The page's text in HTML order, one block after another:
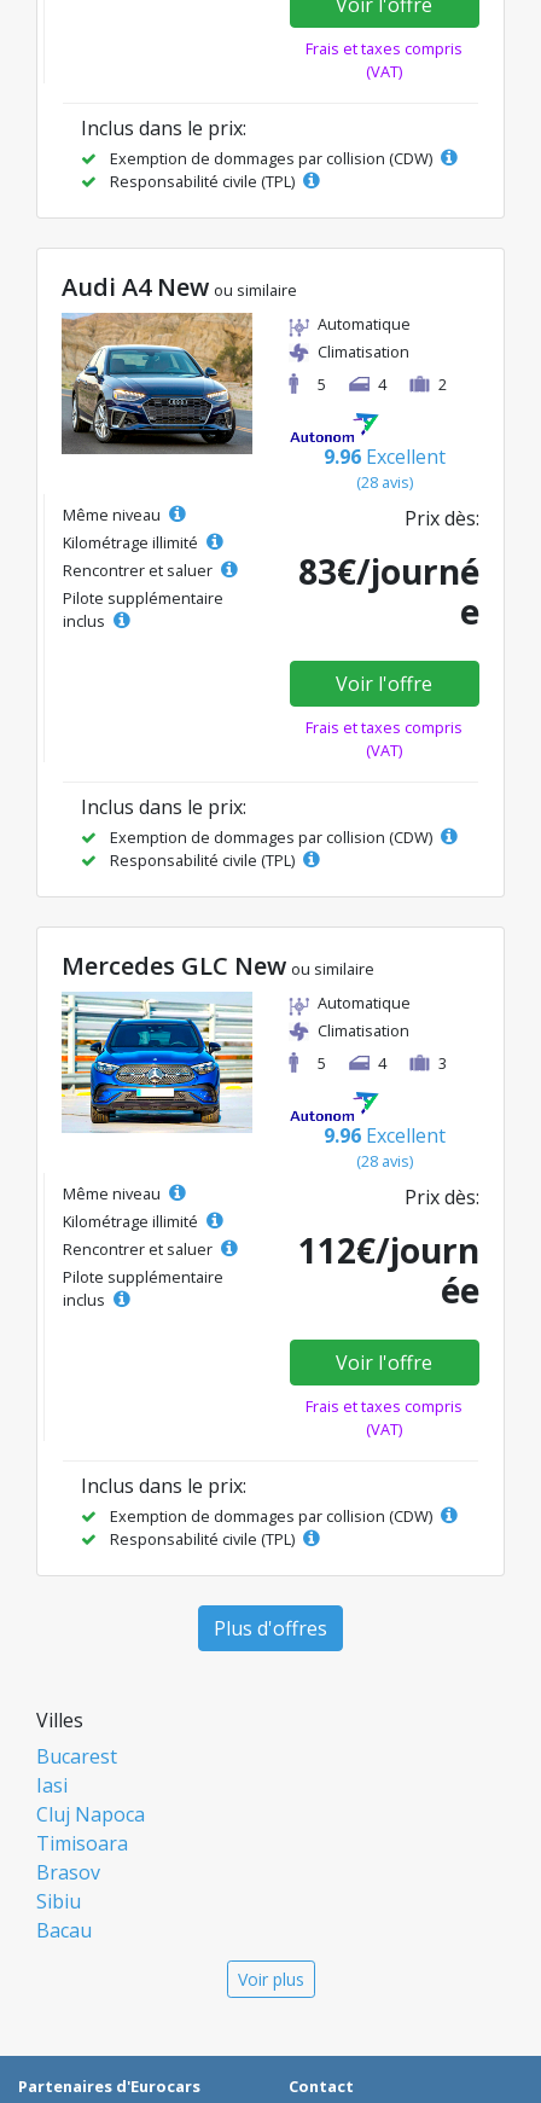
Frais et taxes compris
(VAT)
Inclus dans le prix:
Exemption de dommages par collision (CDW)
Responsabilité civile (TPL)
Audi A4 New ou similaire
Automatique
Climatisation
5
4 2
9.96 Excellent
(28 avis)
Même niveau
Kilométrage illimité
Rencontrer et saluer
Pilote supplémentaire
inclus
Prix dès:
83€/journé
e
Voir l'offre
Frais et taxes compris
(VAT)
Inclus dans le prix:
Exemption de dommages par collision (CDW)
Responsabilité civile (TPL)
Mercedes GLC New ou similaire
Automatique
Climatisation
5
4 3
9.96 Excellent
(28 avis)
Même niveau
Kilométrage illimité
Rencontrer et saluer
Pilote supplémentaire
inclus
Prix dès:
112€/journ
ée
Voir l'offre
Frais et taxes compris
(VAT)
Inclus dans le prix:
Exemption de dommages par collision (CDW)
Responsabilité civile (TPL)
Plus d'offres
Villes
Bucarest
Iasi
Cluj Napoca
Timisoara
Brasov
Sibiu
Bacau
Galati
Voir plus
Partenaires d'Eurocars
Contact